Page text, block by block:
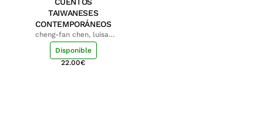
CUENTOS
TAIWANESES
CONTEMPORÁNEOS
cheng-fan chen, luisa;
shu-ying chang, luisa
Disponible
22.00€